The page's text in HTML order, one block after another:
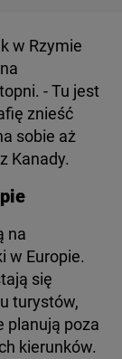
w Rzymie
- Tu jest
znieść
sobie aż
Kanady.
na
w Europie.
się
turystów,
planują poza
kierunków.